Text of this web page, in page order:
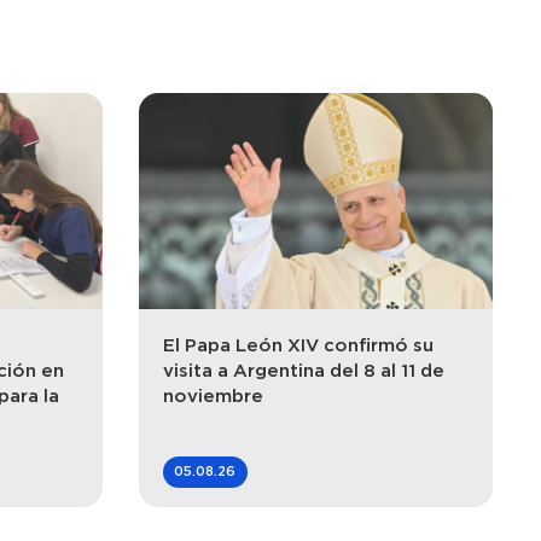
en
la
El Papa León XIV confirmó su
visita a Argentina del 8 al 11 de
noviembre
05.08.26